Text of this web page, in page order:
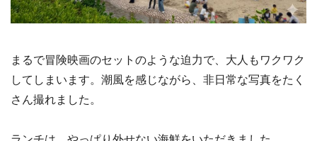
まるで冒険映画のセットのような迫力で、大人もワクワク
してしまいます。潮風を感じながら、非日常な写真をたく
さん撮れました。